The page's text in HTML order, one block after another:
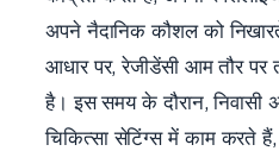
अपने नैदानिक कौशल को
आधार पर, रेजीडेंसी आम तौर
है। इस समय के दौरान, निवासी
चिकित्सा सेटिंग्स में काम करते